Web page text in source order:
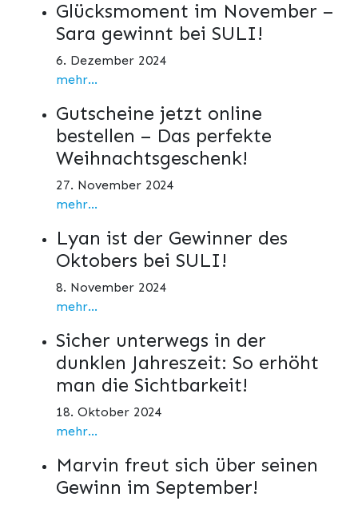
Glücksmoment im November –
Sara gewinnt bei SULI!
6. Dezember 2024
mehr...
Gutscheine jetzt online
bestellen – Das perfekte
Weihnachtsgeschenk!
27. November 2024
mehr...
Lyan ist der Gewinner des
Oktobers bei SULI!
8. November 2024
mehr...
Sicher unterwegs in der
dunklen Jahreszeit: So erhöht
man die Sichtbarkeit!
18. Oktober 2024
mehr...
Marvin freut sich über seinen
Gewinn im September!